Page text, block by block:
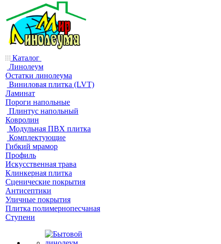
Каталог
Линолеум
Остатки линолеума
Виниловая плитка (LVT)
Ламинат
Пороги напольные
Плинтус напольный
Ковролин
Модульная ПВХ плитка
Комплектующие
Гибкий мрамор
Профиль
Искусственная трава
Клинкерная плитка
Сценические покрытия
Антисептики
Уличные покрытия
Плитка полимернопесчаная
Ступени